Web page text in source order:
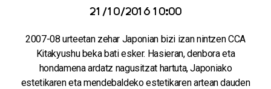
21/10/2016 10:00
2007-08 urteetan zehar Japonian bizi izan nintzen CCA
Kitakyushu beka bati esker. Hasieran, denbora eta
hondamena ardatz nagusitzat hartuta, Japoniako
estetikaren eta mendebaldeko estetikaren artean dauden